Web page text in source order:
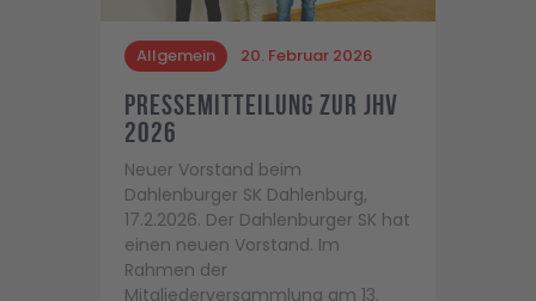
Allgemein 20. Februar 2026
Pressemitteilung zur JHV
2026
Neuer Vorstand beim
Dahlenburger SK Dahlenburg,
17.2.2026. Der Dahlenburger SK hat
einen neuen Vorstand. Im
Rahmen der
Mitgliederversammlung am 13.